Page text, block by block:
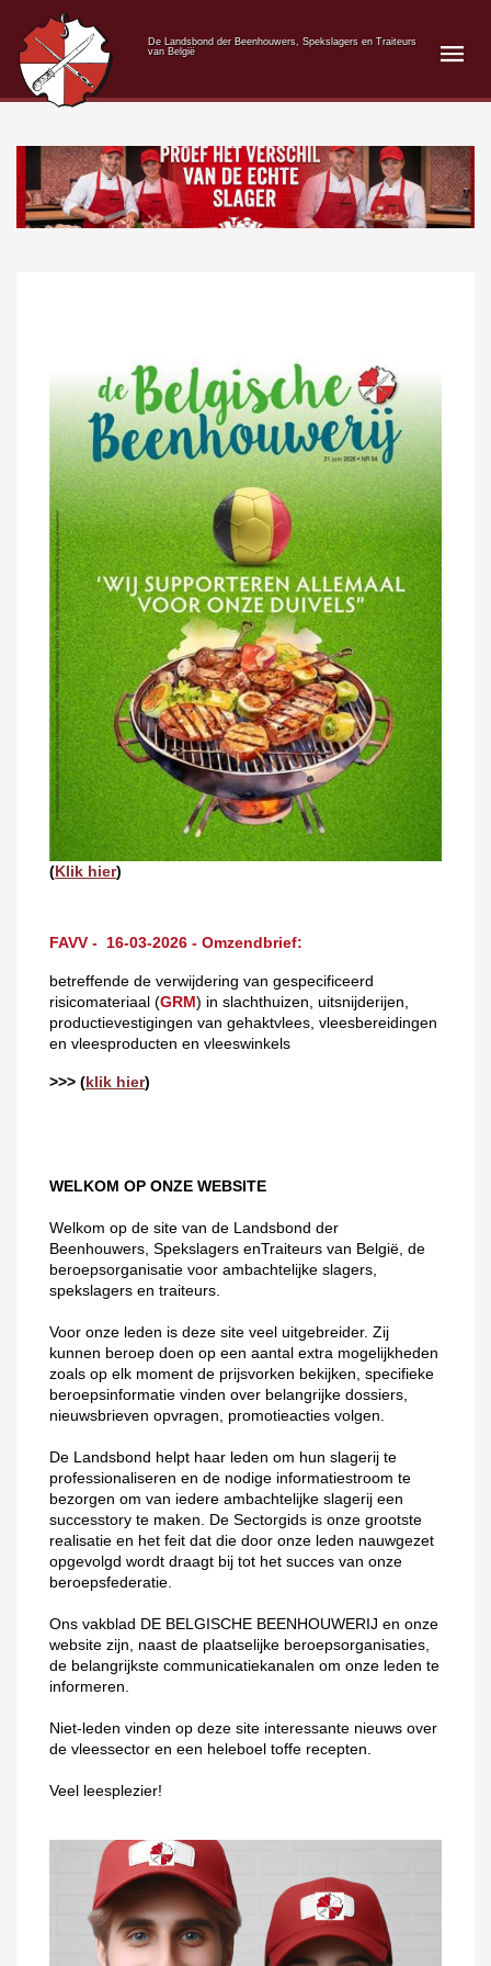
De Landsbond der Beenhouwers, Spekslagers en Traiteurs
van België
(Klik hier)
FAVV - 16-03-2026 - Omzendbrief:
betreffende de verwijdering van gespecificeerd
risicomateriaal (GRM) in slachthuizen, uitsnijderijen,
productievestigingen van gehaktvlees, vleesbereidingen
en vleesproducten en vleeswinkels
>>> (klik hier)
WELKOM OP ONZE WEBSITE
Welkom op de site van de Landsbond der
Beenhouwers, Spekslagers enTraiteurs van België, de
beroepsorganisatie voor ambachtelijke slagers,
spekslagers en traiteurs.
Voor onze leden is deze site veel uitgebreider. Zij
kunnen beroep doen op een aantal extra mogelijkheden
zoals op elk moment de prijsvorken bekijken, specifieke
beroepsinformatie vinden over belangrijke dossiers,
nieuwsbrieven opvragen, promotieacties volgen.
De Landsbond helpt haar leden om hun slagerij te
professionaliseren en de nodige informatiestroom te
bezorgen om van iedere ambachtelijke slagerij een
successtory te maken. De Sectorgids is onze grootste
realisatie en het feit dat die door onze leden nauwgezet
opgevolgd wordt draagt bij tot het succes van onze
beroepsfederatie.
Ons vakblad DE BELGISCHE BEENHOUWERIJ en onze
website zijn, naast de plaatselijke beroepsorganisaties,
de belangrijkste communicatiekanalen om onze leden te
informeren.
Niet-leden vinden op deze site interessante nieuws over
de vleessector en een heleboel toffe recepten.
Veel leesplezier!